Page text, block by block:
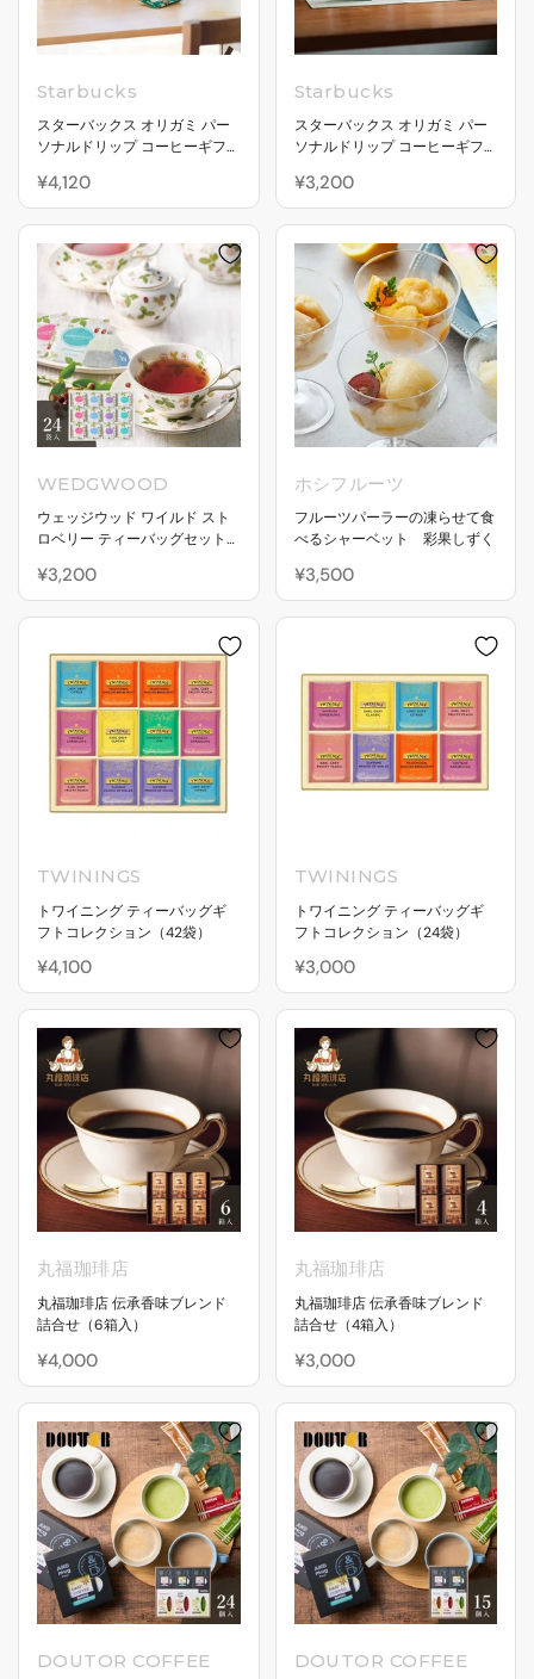
Starbucks
スターバックス オリガミ パー
ソナルドリップ コーヒーギフ
¥4,120
Starbucks
スターバックス オリガミ パー
ソナルドリップ コーヒーギフ
¥3,200
WEDGWOOD
ウェッジウッド ワイルド スト
ロベリー ティーバッグセット
¥3,200
ホシフルーツ
フルーツパーラーの凍らせて食
べるシャーベット 彩果しずく
¥3,500
TWININGS
トワイニング ティーバッグギ
フトコレクション（42袋）
¥4,100
TWININGS
トワイニング ティーバッグギ
フトコレクション（24袋）
¥3,000
丸福珈琲店
丸福珈琲店 伝承香味ブレンド
詰合せ（6箱入）
¥4,000
丸福珈琲店
丸福珈琲店 伝承香味ブレンド
詰合せ（4箱入）
¥3,000
DOUTOR COFFEE DOUTOR COFFEE